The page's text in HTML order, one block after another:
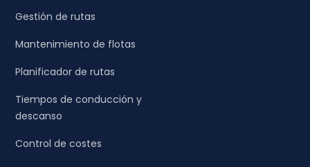
Gestión de rutas
Mantenimiento de flotas
Planificador de rutas
Tiempos de conducción y
descanso
Control de costes